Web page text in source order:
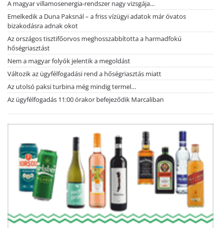
A magyar villamosenergia-rendszer nagy vizsgája…
Emelkedik a Duna Paksnál – a friss vízügyi adatok már óvatos
bizakodásra adnak okot
Az országos tisztifőorvos meghosszabbította a harmadfokú
hőségriasztást
Nem a magyar folyók jelentik a megoldást
Változik az ügyfélfogadási rend a hőségriasztás miatt
Az utolsó paksi turbina még mindig termel…
Az ügyfélfogadás 11:00 órakor befejeződik Marcaliban